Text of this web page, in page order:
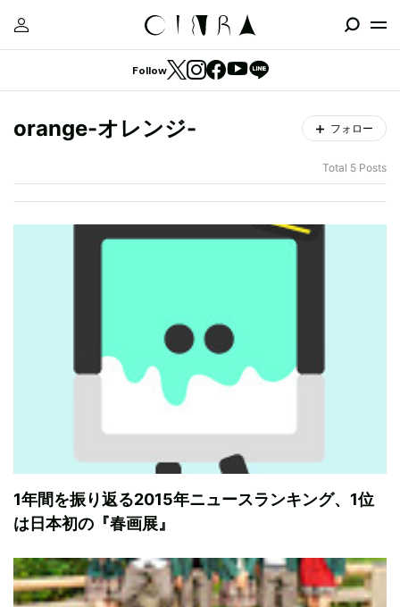
Follow
orange-オレンジ- フォロー
Total 5 Posts
1年間を振り返る2015年ニュースランキング、1位
は日本初の『春画展』